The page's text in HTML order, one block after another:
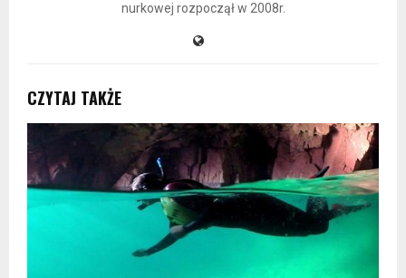
nurkowej rozpoczął w 2008r.
CZYTAJ TAKŻE